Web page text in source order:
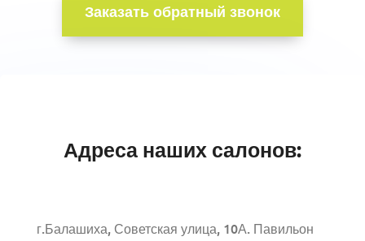
Заказать обратный звонок
Адреса наших салонов:
г.Балашиха, Советская улица, 10А. Павильон